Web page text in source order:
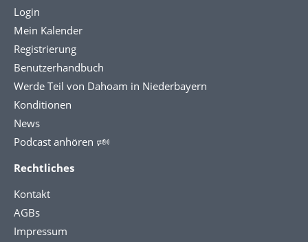
Login
Mein Kalender
Registrierung
Benutzerhandbuch
Werde Teil von Dahoam in Niederbayern
Konditionen
News
Podcast anhören 🕬
Rechtliches
Kontakt
AGBs
Impressum